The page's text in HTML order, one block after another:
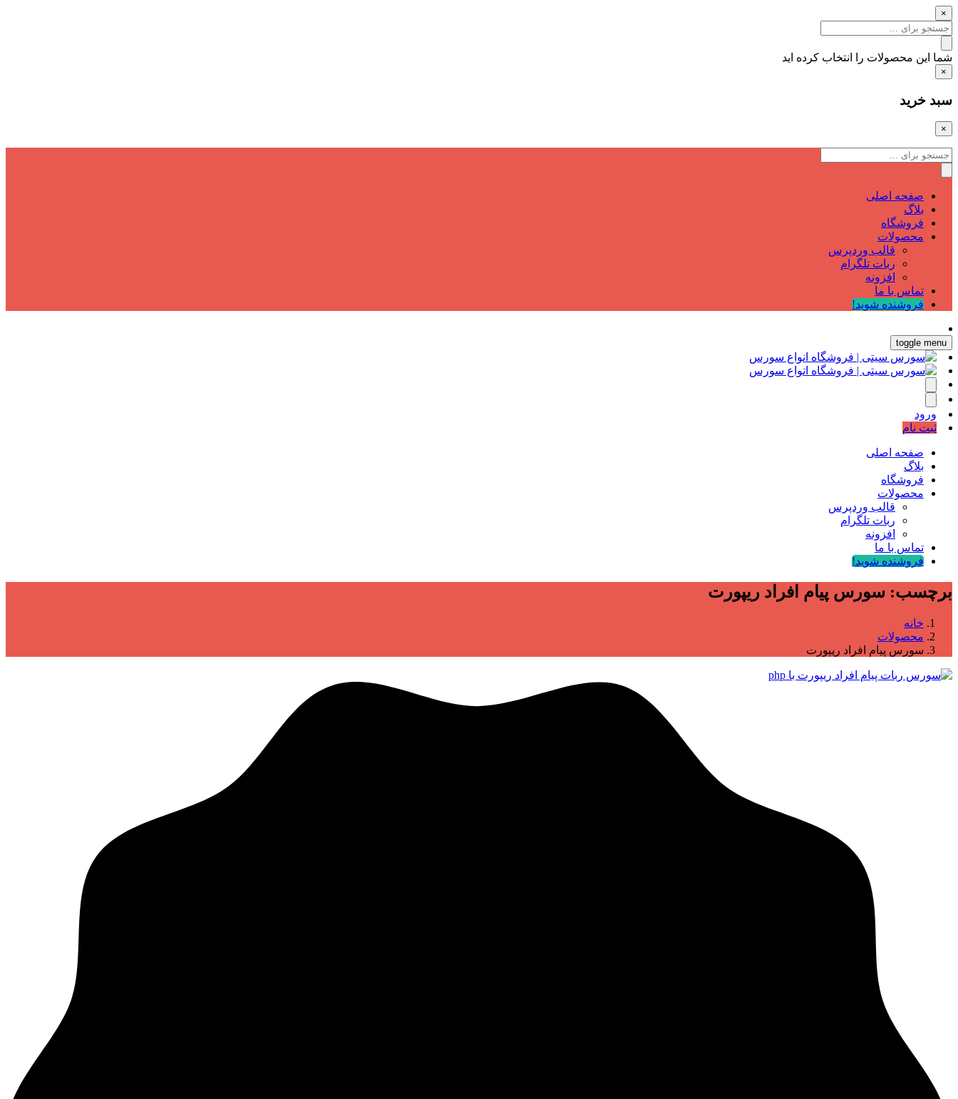
×
شما این محصولات را انتخاب کرده اید
×
سبد خرید
×
صفحه اصلی
بلاگ
فروشگاه
محصولات
قالب وردپرس
ربات تلگرام
افزونه
تماس با ما
فروشنده شوید!
toggle menu
ورود
ثبت نام
صفحه اصلی
بلاگ
فروشگاه
محصولات
قالب وردپرس
ربات تلگرام
افزونه
تماس با ما
فروشنده شوید!
برچسب: سورس پیام افراد ریپورت
خانه
محصولات
سورس پیام افراد ریپورت